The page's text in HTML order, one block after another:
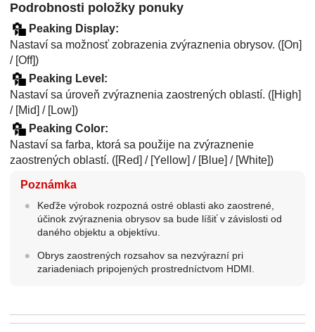
Podrobnosti položky ponuky
Peaking Display:
Nastaví sa možnosť zobrazenia zvýraznenia obrysov. ([On]
/ [Off])
Peaking Level :
Nastaví sa úroveň zvýraznenia zaostrených oblastí. ([High]
/ [Mid] / [Low])
Peaking Color:
Nastaví sa farba, ktorá sa použije na zvýraznenie
zaostrených oblastí. ([Red] / [Yellow] / [Blue] / [White])
Poznámka
Keďže výrobok rozpozná ostré oblasti ako zaostrené,
účinok zvýraznenia obrysov sa bude líšiť v závislosti od
daného objektu a objektívu.
Obrys zaostrených rozsahov sa nezvýrazní pri
zariadeniach pripojených prostredníctvom HDMI.